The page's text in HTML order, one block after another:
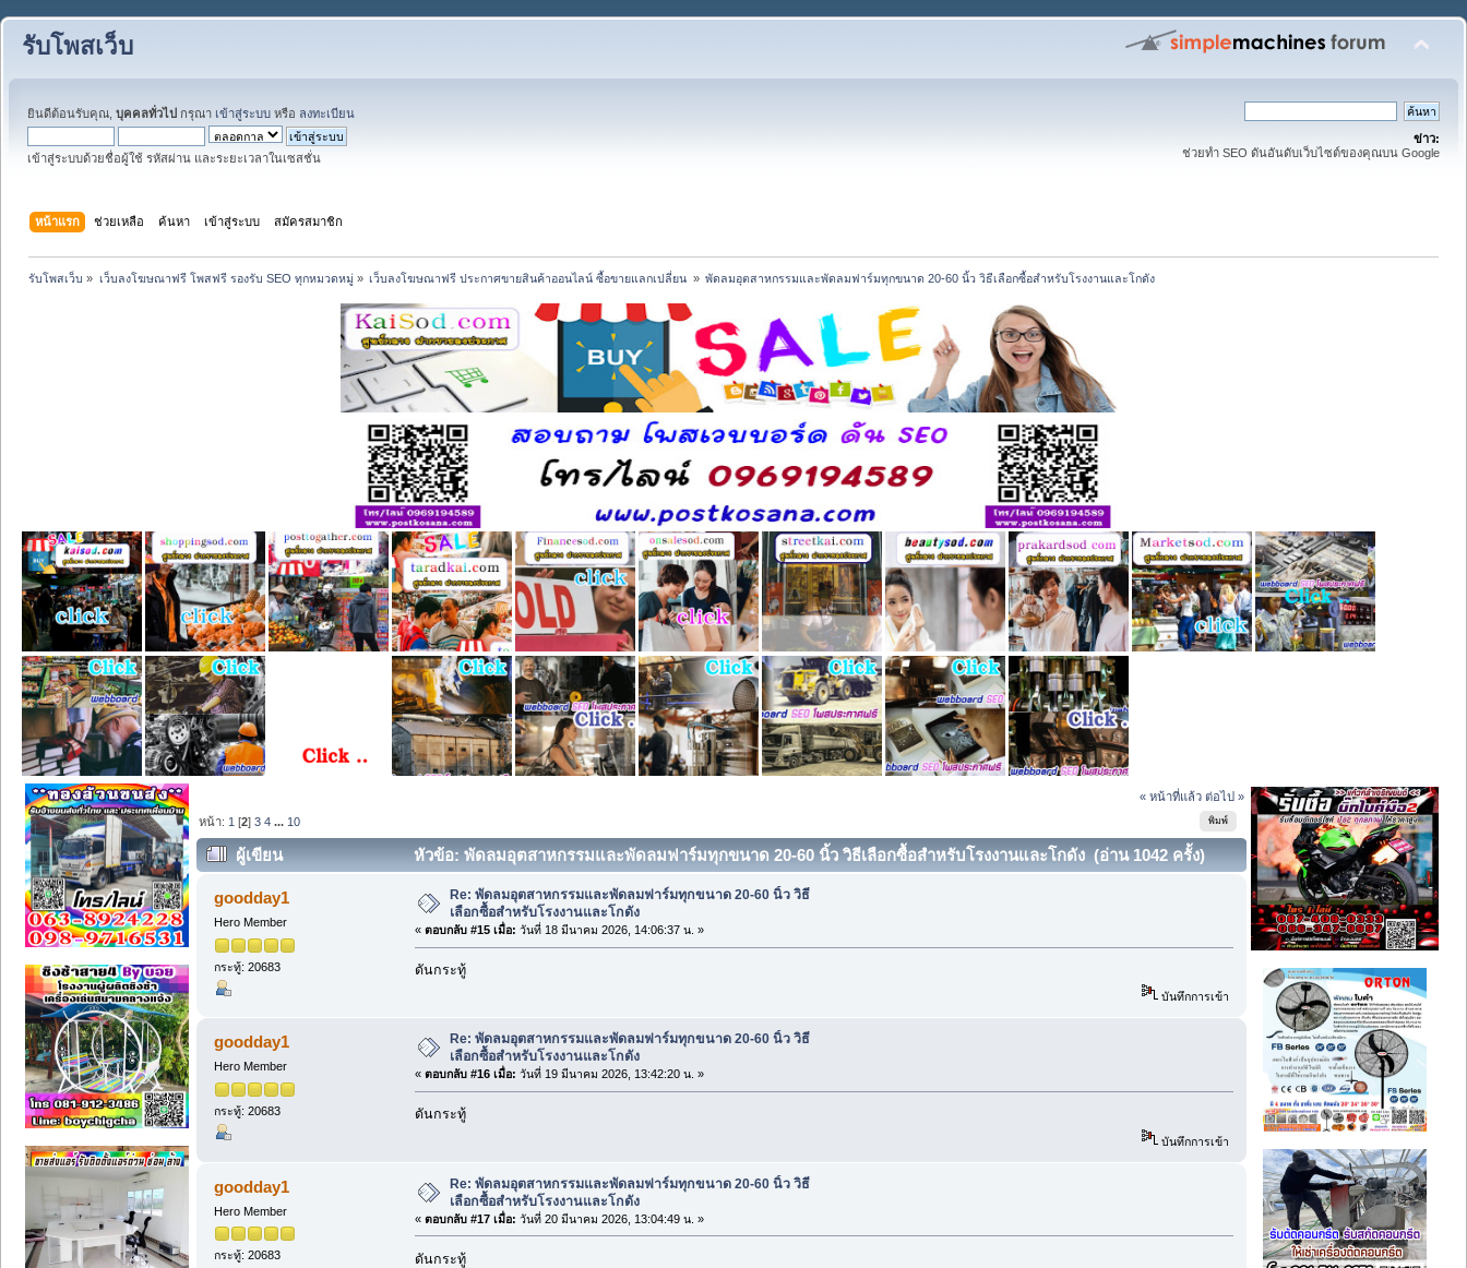
รับโพสเว็บ
ยินดีต้อนรับคุณ, บุคคลทั่วไป กรุณา เข้าสู่ระบบ หรือ ลงทะเบียน
เข้าสู่ระบบด้วยชื่อผู้ใช้ รหัสผ่าน และระยะเวลาในเซสชั่น
ข่าว:
ช่วยทำ SEO ดันอันดับเว็บไซต์ของคุณบน Google
หน้าแรก ช่วยเหลือ ค้นหา เข้าสู่ระบบ สมัครสมาชิก
รับโพสเว็บ » เว็บลงโฆษณาฟรี โพสฟรี รองรับ SEO ทุกหมวดหมู่» เว็บลงโฆษณาฟรี ประกาศขายสินค้าออนไลน์ ซื้อขายแลกเปลี่ยน » พัดลมอุตสาหกรรมและพัดลมฟาร์มทุกขนาด 20-60 นิ้ว วิธีเลือกซื้อสำหรับโรงงานและโกดัง
« หน้าที่แล้ว ต่อไป »
พิมพ์
หน้า: 1 [2]3 4 ... 10
ผู้เขียน หัวข้อ: พัดลมอุตสาหกรรมและพัดลมฟาร์มทุกขนาด 20-60 นิ้ว วิธีเลือกซื้อสำหรับโรงงานและโกดัง (อ่าน 1042 ครั้ง)
goodday1
Hero Member
กระทู้: 20683
Re: พัดลมอุตสาหกรรมและพัดลมฟาร์มทุกขนาด 20-60 นิ้ว วิธี
เลือกซื้อสำหรับโรงงานและโกดัง
« ตอบกลับ #15 เมื่อ: วันที่ 18 มีนาคม 2026, 14:06:37 น. »
ดันกระทู้
บันทึกการเข้า
goodday1
Hero Member
กระทู้: 20683
Re: พัดลมอุตสาหกรรมและพัดลมฟาร์มทุกขนาด 20-60 นิ้ว วิธี
เลือกซื้อสำหรับโรงงานและโกดัง
« ตอบกลับ #16 เมื่อ: วันที่ 19 มีนาคม 2026, 13:42:20 น. »
ดันกระทู้
บันทึกการเข้า
goodday1
Hero Member
กระทู้: 20683
Re: พัดลมอุตสาหกรรมและพัดลมฟาร์มทุกขนาด 20-60 นิ้ว วิธี
เลือกซื้อสำหรับโรงงานและโกดัง
« ตอบกลับ #17 เมื่อ: วันที่ 20 มีนาคม 2026, 13:04:49 น. »
ดันกระทู้